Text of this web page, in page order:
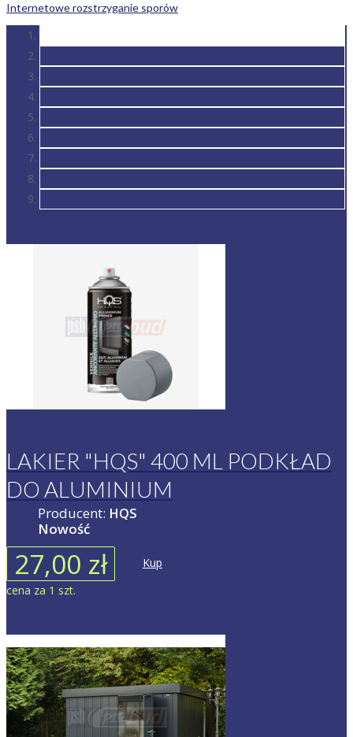
Internetowe rozstrzyganie sporów
LAKIER "HQS" 400 ML PODKŁAD
DO ALUMINIUM
Producent: HQS
Nowość
27,00 zł
Kup
cena za 1 szt.